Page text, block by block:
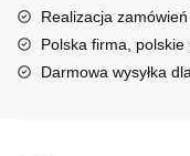
a
t
i
Realizacja
Polska firma, polskie
Darmowa wysyłka